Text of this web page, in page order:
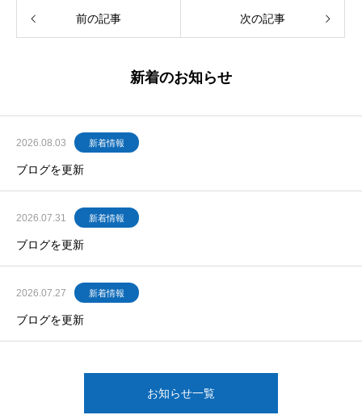
前の記事 次の記事
新着のお知らせ
2026.08.03 新着情報
ブログを更新
2026.07.31 新着情報
ブログを更新
2026.07.27 新着情報
ブログを更新
お知らせ一覧